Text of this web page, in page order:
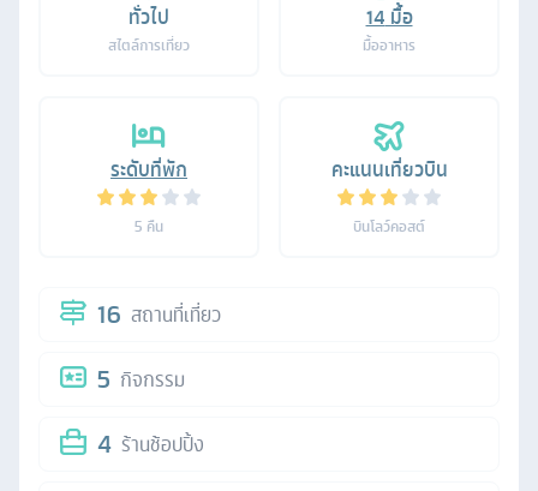
ทั่วไป
สไตล์การเที่ยว
14 มื้อ
มื้ออาหาร
ระดับที่พัก
5 คืน
คะแนนเที่ยวบิน
บินโลว์คอสต์
16 สถานที่เที่ยว
5 กิจกรรม
4 ร้านช้อปปิ้ง